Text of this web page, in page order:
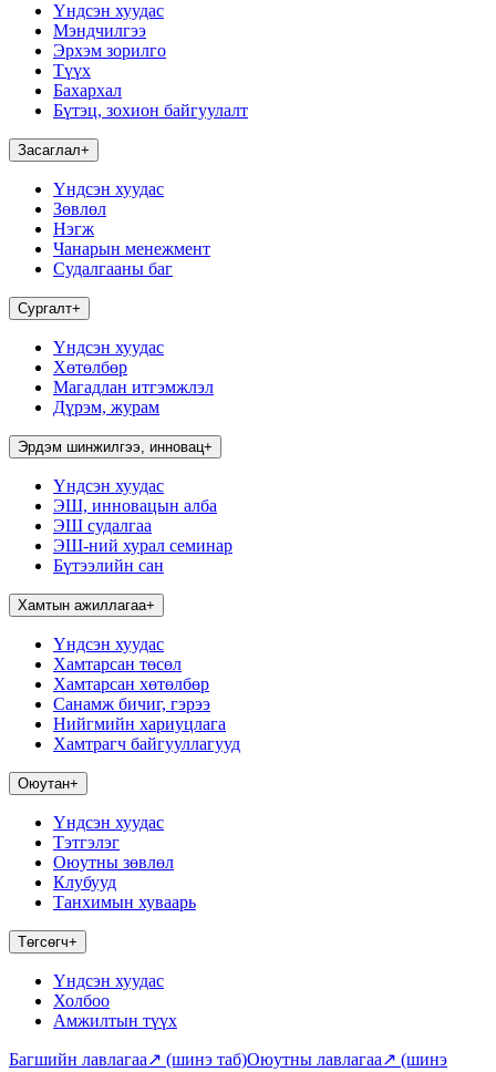
Үндсэн хуудас
Мэндчилгээ
Эрхэм зорилго
Түүх
Бахархал
Бүтэц, зохион байгуулалт
Засаглал+
Үндсэн хуудас
Зөвлөл
Нэгж
Чанарын менежмент
Судалгааны баг
Сургалт+
Үндсэн хуудас
Хөтөлбөр
Магадлан итгэмжлэл
Дүрэм, журам
Эрдэм шинжилгээ, инновац+
Үндсэн хуудас
ЭШ, инновацын алба
ЭШ судалгаа
ЭШ-ний хурал семинар
Бүтээлийн сан
Хамтын ажиллагаа+
Үндсэн хуудас
Хамтарсан төсөл
Хамтарсан хөтөлбөр
Санамж бичиг, гэрээ
Нийгмийн хариуцлага
Хамтрагч байгууллагууд
Оюутан+
Үндсэн хуудас
Тэтгэлэг
Оюутны зөвлөл
Клубууд
Танхимын хуваарь
Төгсөгч+
Үндсэн хуудас
Холбоо
Амжилтын түүх
Багшийн лавлагаа↗ (шинэ таб)Оюутны лавлагаа↗ (шинэ